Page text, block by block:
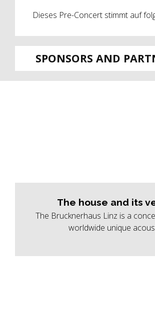
Dieses Pre-Concert stimmt auf
SPONSORS AND
The house and its
The Brucknerhaus Linz is a
worldwide unique